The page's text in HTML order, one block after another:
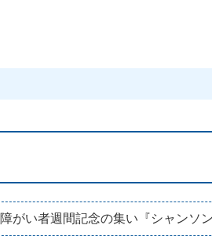
障がい者週間記念の集い『シャンソ